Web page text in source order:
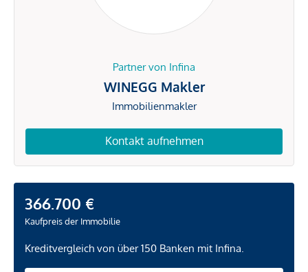
Partner von Infina
WINEGG Makler
Immobilienmakler
Kontakt aufnehmen
366.700 €
Kaufpreis der Immobilie
Kreditvergleich von über 150 Banken mit Infina.